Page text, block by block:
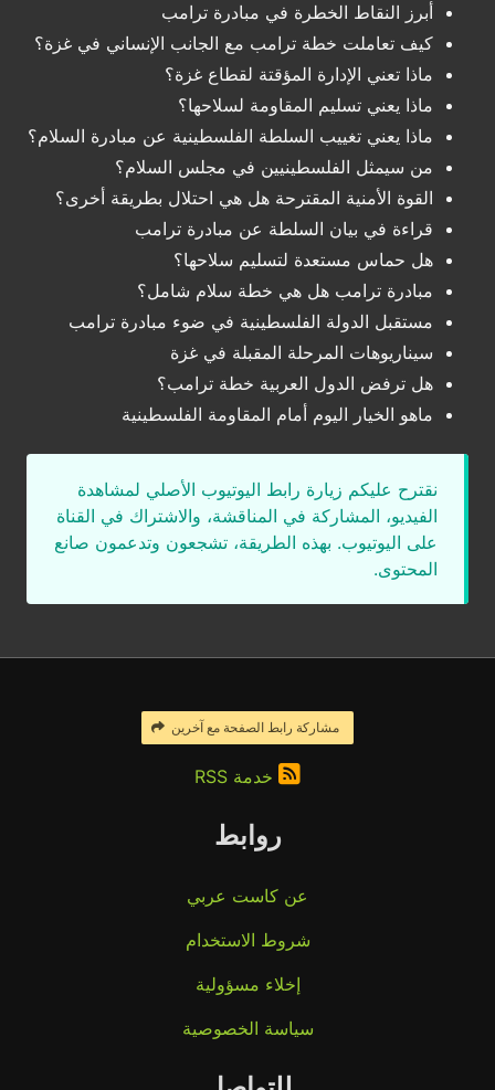
أبرز النقاط الخطرة في مبادرة ترامب
كيف تعاملت خطة ترامب مع الجانب الإنساني في غزة؟
ماذا تعني الإدارة المؤقتة لقطاع غزة؟
ماذا يعني تسليم المقاومة لسلاحها؟
ماذا يعني تغييب السلطة الفلسطينية عن مبادرة السلام؟
من سيمثل الفلسطينيين في مجلس السلام؟
القوة الأمنية المقترحة هل هي احتلال بطريقة أخرى؟
قراءة في بيان السلطة عن مبادرة ترامب
هل حماس مستعدة لتسليم سلاحها؟
مبادرة ترامب هل هي خطة سلام شامل؟
مستقبل الدولة الفلسطينية في ضوء مبادرة ترامب
سيناريوهات المرحلة المقبلة في غزة
هل ترفض الدول العربية خطة ترامب؟
ماهو الخيار اليوم أمام المقاومة الفلسطينية
نقترح عليكم زيارة رابط اليوتيوب الأصلي لمشاهدة
الفيديو، المشاركة في المناقشة، والاشتراك في القناة
على اليوتيوب. بهذه الطريقة، تشجعون وتدعمون صانع
المحتوى.
مشاركة رابط الصفحة مع آخرين
خدمة RSS
روابط
عن كاست عربي
شروط الاستخدام
إخلاء مسؤولية
سياسة الخصوصية